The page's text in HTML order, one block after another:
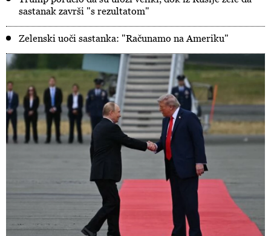
sastanak završi "s rezultatom"
Zelenski uoči sastanka: "Računamo na Ameriku"